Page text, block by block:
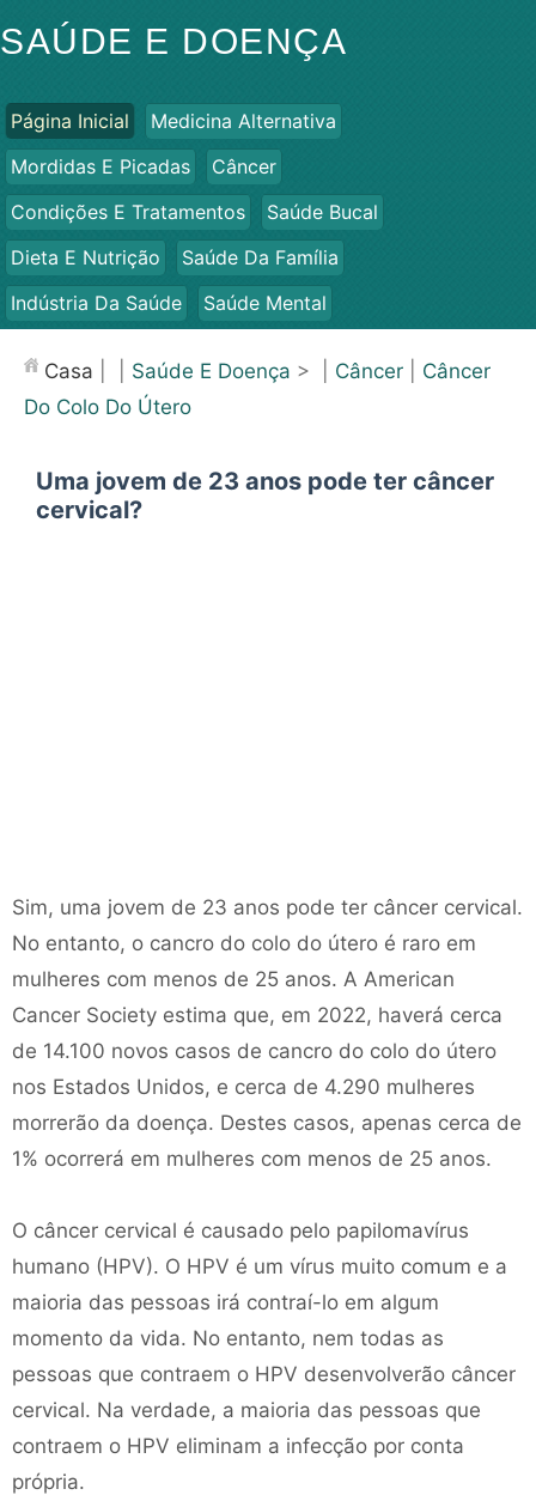
SAÚDE E DOENÇA
Página Inicial
Medicina Alternativa
Mordidas E Picadas
Câncer
Condições E Tratamentos
Saúde Bucal
Dieta E Nutrição
Saúde Da Família
Indústria Da Saúde
Saúde Mental
Saúde
Casa Saúde E Doença > | Câncer
Câncer
Do Colo Do Útero
Uma jovem de 23 anos pode ter câncer
cervical?
Sim, uma jovem de 23 anos pode ter câncer cervical.
No entanto, o cancro do colo do útero é raro em
mulheres com menos de 25 anos. A American
Cancer Society estima que, em 2022, haverá cerca
de 14.100 novos casos de cancro do colo do útero
nos Estados Unidos, e cerca de 4.290 mulheres
morrerão da doença. Destes casos, apenas cerca de
1% ocorrerá em mulheres com menos de 25 anos.
O câncer cervical é causado pelo papilomavírus
humano (HPV). O HPV é um vírus muito comum e a
maioria das pessoas irá contraí-lo em algum
momento da vida. No entanto, nem todas as
pessoas que contraem o HPV desenvolverão câncer
cervical. Na verdade, a maioria das pessoas que
contraem o HPV eliminam a infecção por conta
própria.